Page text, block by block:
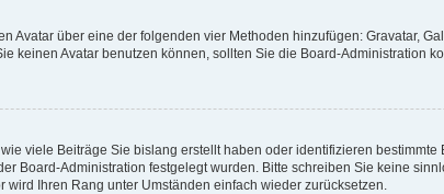
Avatar über eine der folgenden vier Methoden hinzufügen: Gravatar,
keinen Avatar benutzen können, sollten Sie die Board-Administration
viele Beiträge Sie bislang erstellt haben oder identifizieren
Board-Administration festgelegt wurden. Bitte schreiben Sie keine
Ihren Rang unter Umständen einfach wieder zurücksetzen.